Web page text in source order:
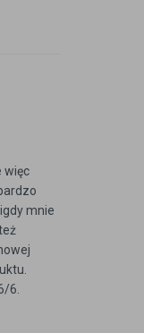
więc
mnie
6.